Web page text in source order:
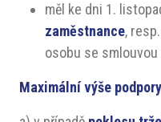
měl ke dni 1.
zaměstnance,
osobu se
Maximální výše